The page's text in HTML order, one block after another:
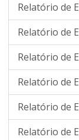
Relatório de
Relatório de
Relatório de
Relatório de
Relatório de
Relatório de